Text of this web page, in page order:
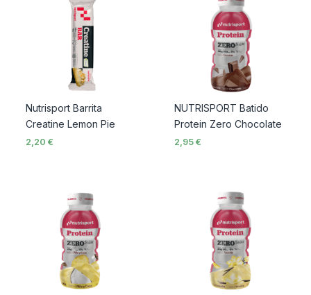
Nutrisport Barrita
Creatine Lemon Pie
2,20 €
NUTRISPORT Batido
Protein Zero Chocolate
2,95 €